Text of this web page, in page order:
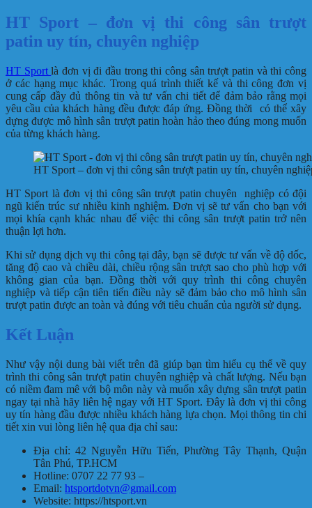
HT Sport – đơn vị thi công sân trượt
patin uy tín, chuyên nghiệp
HT Sportlà đơn vị đi đầu trong thi công sân trượt patin và thi công
ở các hạng mục khác. Trong quá trình thiết kế và thi công đơn vị
cung cấp đầy đủ thông tin và tư vấn chi tiết để đảm bảo rằng mọi
yêu cầu của khách hàng đều được đáp ứng. Đồng thời có thể xây
dựng được mô hình sân trượt patin hoàn hảo theo đúng mong muốn
của từng khách hàng.
HT Sport – đơn vị thi công sân trượt patin uy tín, chuyên
HT Sport là đơn vị thi công sân trượt patin chuyên nghiệp có đội
ngũ kiến trúc sư nhiều kinh nghiệm. Đơn vị sẽ tư vấn cho bạn với
mọi khía cạnh khác nhau để việc thi công sân trượt patin trở nên
thuận lợi hơn.
Khi sử dụng dịch vụ thi công tại đây, bạn sẽ được tư vấn về độ dốc,
tăng độ cao và chiều dài, chiều rộng sân trượt sao cho phù hợp với
không gian của bạn. Đồng thời với quy trình thi công chuyên
nghiệp và tiếp cận tiên tiến điều này sẽ đảm bảo cho mô hình sân
trượt patin được an toàn và đúng với tiêu chuẩn của người sử dụng.
Kết Luận
Như vậy nội dung bài viết trên đã giúp bạn tìm hiểu cụ thể về quy
trình thi công sân trượt patin chuyên nghiệp và chất lượng. Nếu bạn
có niềm đam mê với bộ môn này và muốn xây dựng sân trượt patin
ngay tại nhà hãy liên hệ ngay với HT Sport. Đây là đơn vị thi công
uy tín hàng đầu được nhiều khách hàng lựa chọn. Mọi thông tin chi
tiết xin vui lòng liên hệ qua địa chỉ sau:
Địa chỉ: 42 Nguyễn Hữu Tiến, Phường Tây Thạnh, Quận
Tân Phú, TP.HCM
Hotline: 0707 22 77 93 –
Email: htsportdotvn@gmail.com
Website: https://htsport.vn